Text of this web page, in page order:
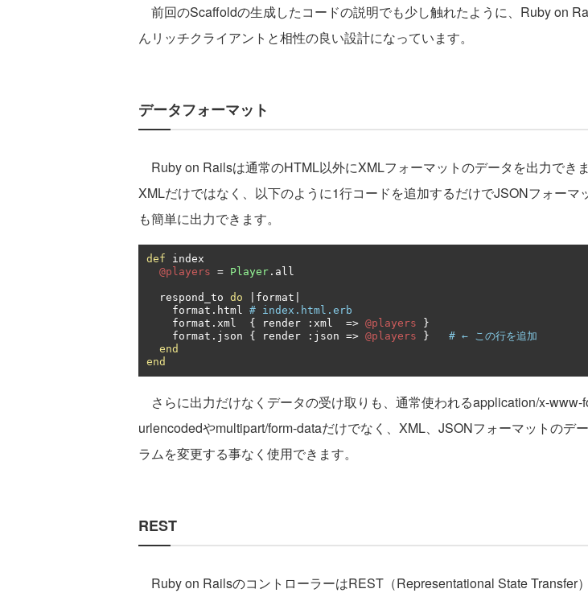
前回のScaffoldの生成したコードの説明でも少し触れたように、Ruby on
んリッチクライアントと相性の良い設計になっています。
データフォーマット
Ruby on Railsは通常のHTML以外にXMLフォーマットのデータを出力でき
XMLだけではなく、以下のように1行コードを追加するだけでJSONフォーマ
も簡単に出力できます。
def index
@players = Player . all
  respond_to
do format
    format
. html # index.html.erb
    format
. xml { render : xml => @players
}
    format
. json { render : json => @players }
# ← この行を追加
end
end
さらに出力だけなくデータの受け取りも、通常使われるapplication/x-www-
urlencodedやmultipart/form-dataだけでなく、XML、JSONフォーマットのデ
ラムを変更する事なく使用できます。
REST
Ruby on RailsのコントローラーはREST（Representational State Transfer